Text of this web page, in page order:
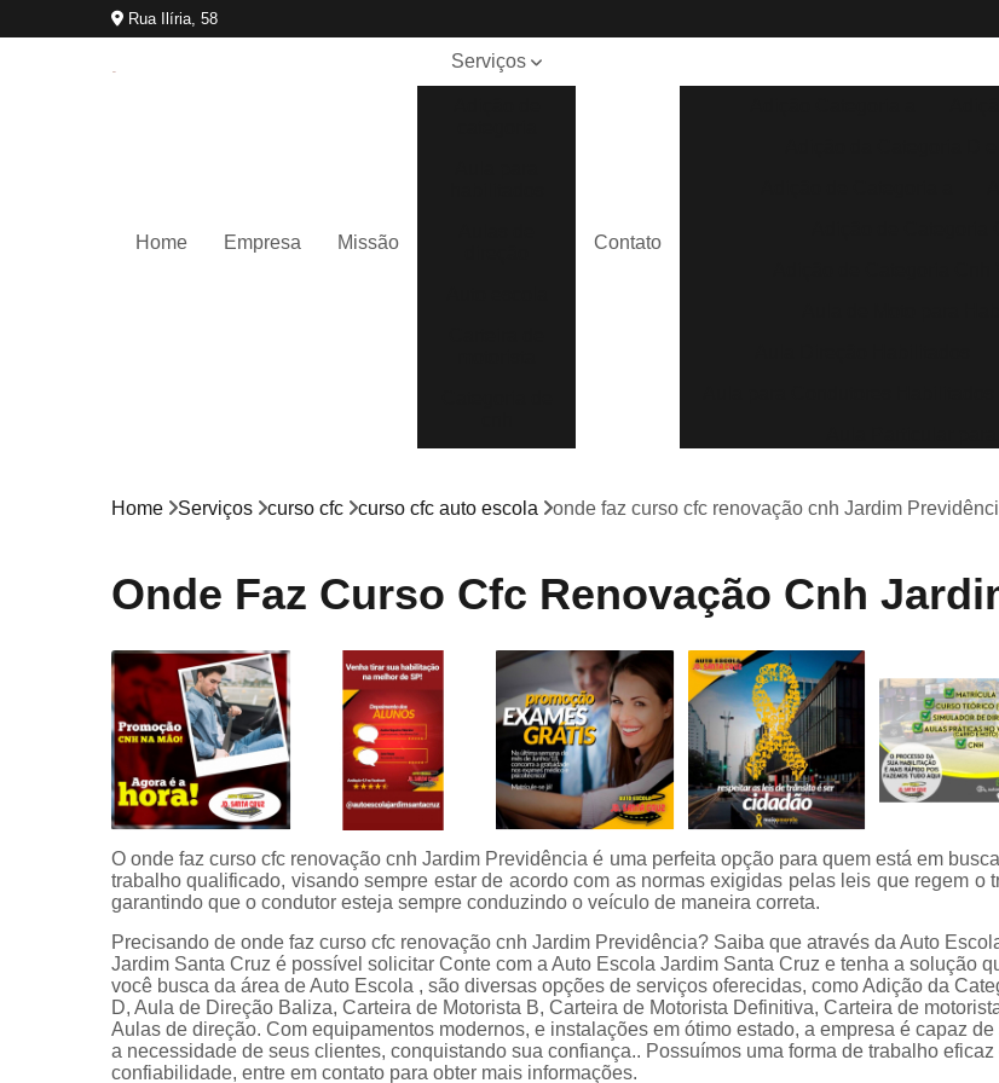
Rua Ilíria, 58
Home Empresa Missão
Serviços
especializados
de transporte
Mudar
categoria
Primeira
habilitação
Primeiras
habilitações
cnh
Renovação
Simulador de
direção
Contato
Aula de Direção Auto Escola
Aula de Direção
Aula de Direção para
Auto Escola para Aprender Dirigir
Auto Escola para
Auto Escola para Habilitados
Auto Escola para
Auto Escola para
Carteira de
Carteira de Motorista
Carteira de Motorista
Home Serviços curso cfc curso cfc auto escola onde faz curso cfc renovação cnh Jardim
Onde Faz Curso Cfc Renovação Cnh
O onde faz curso cfc renovação cnh Jardim Previdência é uma perfeita opção para quem está em
trabalho qualificado, visando sempre estar de acordo com as normas exigidas pelas leis que regem o
garantindo que o condutor esteja sempre conduzindo o veículo de maneira correta.
Precisando de onde faz curso cfc renovação cnh Jardim Previdência? Saiba que através da Auto
Jardim Santa Cruz é possível solicitar Conte com a Auto Escola Jardim Santa Cruz e tenha a solução
você busca da área de Auto Escola , são diversas opções de serviços oferecidas, como Adição da
D, Aula de Direção Baliza, Carteira de Motorista B, Carteira de Motorista Definitiva, Carteira de
Aulas de direção. Com equipamentos modernos, e instalações em ótimo estado, a empresa é capaz de
a necessidade de seus clientes, conquistando sua confiança.. Possuímos uma forma de trabalho eficaz
confiabilidade, entre em contato para obter mais informações.